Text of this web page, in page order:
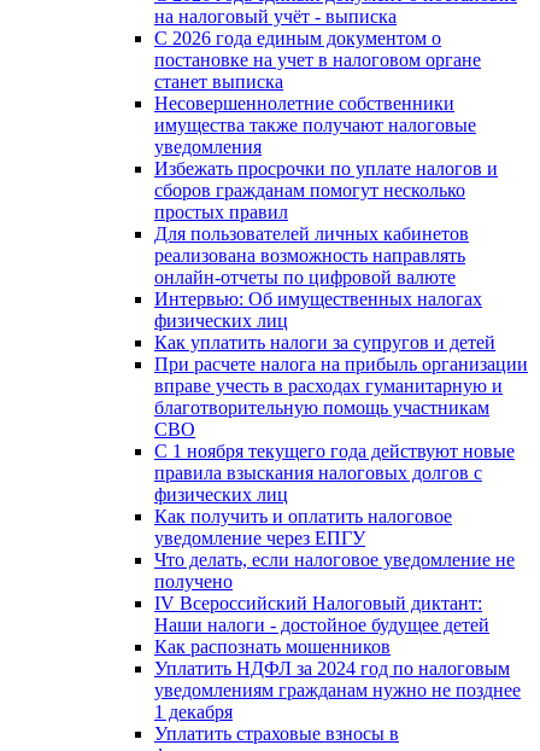
на налоговый учёт - выписка
С 2026 года единым документом о
постановке на учет в налоговом органе
станет выписка
Несовершеннолетние собственники
имущества также получают налоговые
уведомления
Избежать просрочки по уплате налогов и
сборов гражданам помогут несколько
простых правил
Для пользователей личных кабинетов
реализована возможность направлять
онлайн-отчеты по цифровой валюте
Интервью: Об имущественных налогах
физических лиц
Как уплатить налоги за супругов и детей
При расчете налога на прибыль организации
вправе учесть в расходах гуманитарную и
благотворительную помощь участникам
СВО
С 1 ноября текущего года действуют новые
правила взыскания налоговых долгов с
физических лиц
Как получить и оплатить налоговое
уведомление через ЕПГУ
Что делать, если налоговое уведомление не
получено
IV Всероссийский Налоговый диктант:
Наши налоги - достойное будущее детей
Как распознать мошенников
Уплатить НДФЛ за 2024 год по налоговым
уведомлениям гражданам нужно не позднее
1 декабря
Уплатить страховые взносы в